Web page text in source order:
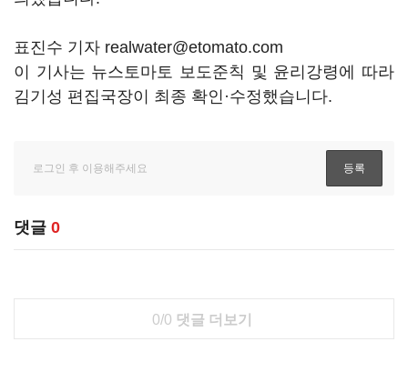
표진수 기자 realwater@etomato.com
이 기사는 뉴스토마토 보도준칙 및 윤리강령에 따라
김기성 편집국장이 최종 확인·수정했습니다.
댓글 0
0/0 댓글 더보기